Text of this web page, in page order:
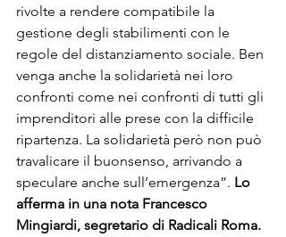
rivolte a rendere compatibile la
gestione degli stabilimenti con le
regole del distanziamento sociale. Ben
venga anche la solidarietà nei loro
confronti come nei confronti di tutti gli
imprenditori alle prese con la difficile
ripartenza. La solidarietà però non può
travalicare il buonsenso, arrivando a
speculare anche sull’emergenza”. Lo
afferma in una nota Francesco
Mingiardi, segretario di Radicali Roma.